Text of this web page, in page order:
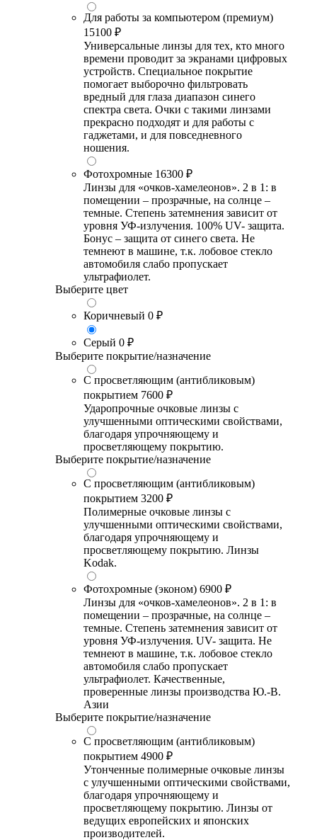
Для работы за компьютером (премиум)
15100 ₽
Универсальные линзы для тех, кто много
времени проводит за экранами цифровых
устройств. Специальное покрытие
помогает выборочно фильтровать
вредный для глаза диапазон синего
спектра света. Очки с такими линзами
прекрасно подходят и для работы с
гаджетами, и для повседневного
ношения.
Фотохромные 16300 ₽
Линзы для «очков-хамелеонов». 2 в 1: в
помещении – прозрачные, на солнце –
темные. Степень затемнения зависит от
уровня УФ-излучения. 100% UV- защита.
Бонус – защита от синего света. Не
темнеют в машине, т.к. лобовое стекло
автомобиля слабо пропускает
ультрафиолет.
Выберите цвет
Коричневый 0 ₽
Серый 0 ₽
Выберите покрытие/назначение
С просветляющим (антибликовым)
покрытием 7600 ₽
Ударопрочные очковые линзы с
улучшенными оптическими свойствами,
благодаря упрочняющему и
просветляющему покрытию.
Выберите покрытие/назначение
С просветляющим (антибликовым)
покрытием 3200 ₽
Полимерные очковые линзы с
улучшенными оптическими свойствами,
благодаря упрочняющему и
просветляющему покрытию. Линзы
Kodak.
Фотохромные (эконом) 6900 ₽
Линзы для «очков-хамелеонов». 2 в 1: в
помещении – прозрачные, на солнце –
темные. Степень затемнения зависит от
уровня УФ-излучения. UV- защита. Не
темнеют в машине, т.к. лобовое стекло
автомобиля слабо пропускает
ультрафиолет. Качественные,
проверенные линзы производства Ю.-В.
Азии
Выберите покрытие/назначение
С просветляющим (антибликовым)
покрытием 4900 ₽
Утонченные полимерные очковые линзы
с улучшенными оптическими свойствами,
благодаря упрочняющему и
просветляющему покрытию. Линзы от
ведущих европейских и японских
производителей.